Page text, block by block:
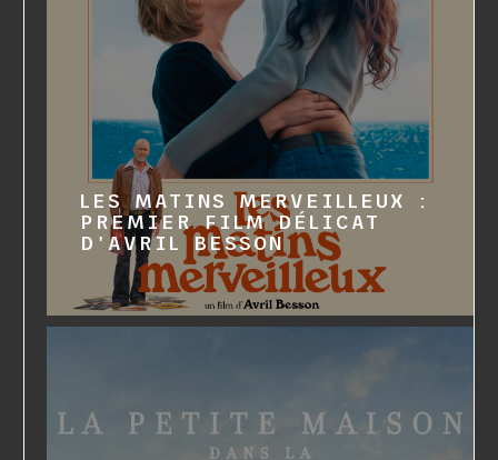
LES MATINS MERVEILLEUX :
PREMIER FILM DÉLICAT
D'AVRIL BESSON